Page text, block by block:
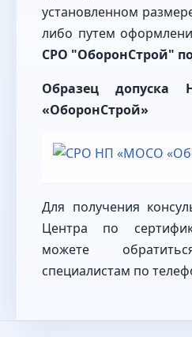
установленном
либо путем
СРО "ОборонСтрой"
Образец
«ОборонСтрой»
Для получения
Центра по
можете
специалистам по